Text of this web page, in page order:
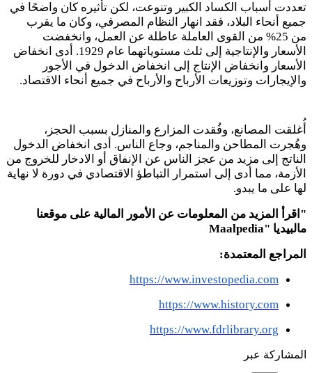
تعددت أسباب الكساد الكبير وتنوعت، لكن تأثيره كان واضحًا في
جميع أنحاء البلاد، فقد انهار النظام المصرفي، وكان ما يقرب
من 25% من القوى العاملة عاطلة عن العمل، وانخفضت
الأسعار والإنتاجية إلى ثلث مستوياتهما عام 1929. أدى انخفاض
الأسعار وانخفاض الإنتاج إلى انخفاض الدخول في الأجور
والإيجارات وتوزيعات الأرباح والأرباح في جميع أنحاء الاقتصاد.
أُغلقت المصانع، وفُقدت المزارع والمنازل بسبب الحجز،
وهُجرت المطاحن والمناجم، وجاع الناس. أدى انخفاض الدخول
الناتج إلى مزيد من عجز الناس عن الإنفاق أو الادخار للخروج من
الأزمة، مما أدى إلى استمرار التباطؤ الاقتصادي في دورة لا نهاية
لها على ما يبدو.
"اقرأ المزيد من المعلومات عن الأمور المالية على موقعنا
مالبيديا Maalpedia"
المراجع المعتمدة:
https://www.investopedia.com
https://www.history.com
https://www.fdrlibrary.org
المشاركة عبر